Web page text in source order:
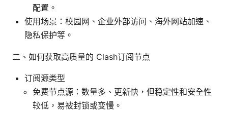
配置。
使用场景：校园网、企业外部访问、海外网站加速、
隐私保护等。
二、如何获取高质量的 Clash订阅节点
订阅源类型
免费节点源：数量多、更新快，但稳定性和安全性
较低，易被封锁或变慢。